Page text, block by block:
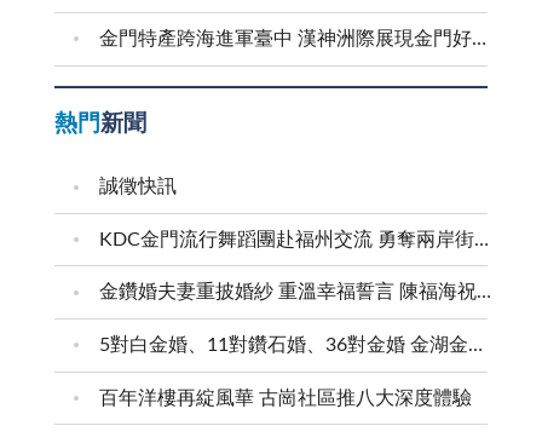
金門特產跨海進軍臺中 漢神洲際展現金門好滋味
熱門新聞
誠徵快訊
KDC金門流行舞蹈團赴福州交流 勇奪兩岸街舞賽三等獎
金鑽婚夫妻重披婚紗 重溫幸福誓言 陳福海祝福牽手半世紀 情深相守成典範
5對白金婚、11對鑽石婚、36對金婚 金湖金沙夫妻共享榮耀時刻 陳福海表揚金鑽婚夫妻 向半世紀相守家庭典範致敬
百年洋樓再綻風華 古崗社區推八大深度體驗